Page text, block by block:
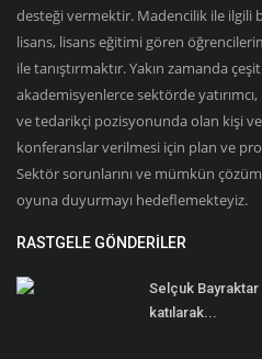
desteği vermektir. Madencilik ile ilgili
lisans, lisans eğitimi gören
ile tanıştırmaktır. Yakın zamanda
akademisyenlerce sektörde
ve tedarikçi pozisyonunda olan kişi
konferanslar verilmesi için plan ve
Sektör sorunlarını ve mümkün
oyuna duyurmayı hedeflemekteyiz.
RASTGELE GÖNDERILER
Selçuk
katılarak...